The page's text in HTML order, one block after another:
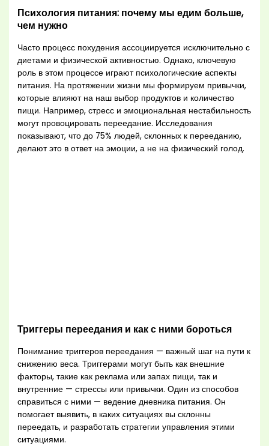
Психология питания: почему мы едим больше,
чем нужно
Часто процесс похудения ассоциируется исключительно с
диетами и физической активностью. Однако, ключевую
роль в этом процессе играют психологические аспекты
питания. На протяжении жизни мы формируем привычки,
которые влияют на наш выбор продуктов и количество
пищи. Например, стресс и эмоциональная нестабильность
могут провоцировать переедание. Исследования
показывают, что до 75% людей, склонных к перееданию,
делают это в ответ на эмоции, а не на физический голод.
Триггеры переедания и как с ними бороться
Понимание триггеров переедания — важный шаг на пути к
снижению веса. Триггерами могут быть как внешние
факторы, такие как реклама или запах пищи, так и
внутренние — стрессы или привычки. Один из способов
справиться с ними — ведение дневника питания. Он
помогает выявить, в каких ситуациях вы склонны
переедать, и разработать стратегии управления этими
ситуациями.